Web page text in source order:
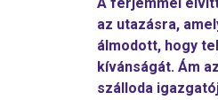
az utazásra,
álmodott, hogy
kívánságát. Ám
szálloda